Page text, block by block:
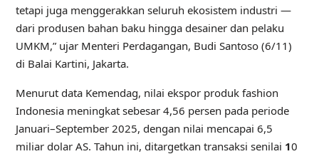
tetapi juga menggerakkan seluruh ekosistem industri —
dari produsen bahan baku hingga desainer dan pelaku
UMKM,” ujar Menteri Perdagangan, Budi Santoso (6/11)
di Balai Kartini, Jakarta.
Menurut data Kemendag, nilai ekspor produk fashion
Indonesia meningkat sebesar 4,56 persen pada periode
Januari–September 2025, dengan nilai mencapai 6,5
miliar dolar AS. Tahun ini, ditargetkan transaksi senilai 10